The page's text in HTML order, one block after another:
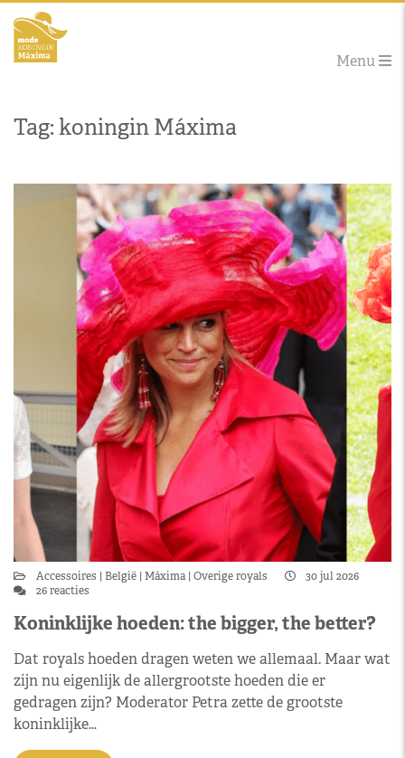
Menu
Tag: koningin Máxima
Accessoires België Máxima Overige royals
30 jul 2026
26 reacties
Koninklijke hoeden: the bigger, the better?
Dat royals hoeden dragen weten we allemaal. Maar wat
zijn nu eigenlijk de allergrootste hoeden die er
gedragen zijn? Moderator Petra zette de grootste
koninklijke…